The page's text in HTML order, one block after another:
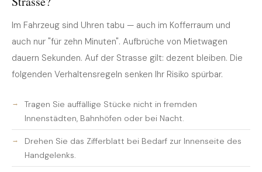
Im Fahrzeug sind Uhren tabu — auch im Kofferraum und
auch nur "für zehn Minuten". Aufbrüche von Mietwagen
dauern Sekunden. Auf der Strasse gilt: dezent bleiben. Die
folgenden Verhaltensregeln senken Ihr Risiko spürbar.
Tragen Sie auffällige Stücke nicht in fremden
Innenstädten, Bahnhöfen oder bei Nacht.
Drehen Sie das Zifferblatt bei Bedarf zur Innenseite des
Handgelenks.